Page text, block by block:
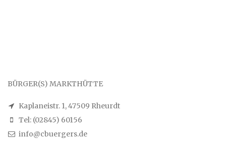
BÜRGER(S) MARKTHÜTTE
Kaplaneistr. 1, 47509 Rheurdt
Tel: (02845) 60156
info@cbuergers.de